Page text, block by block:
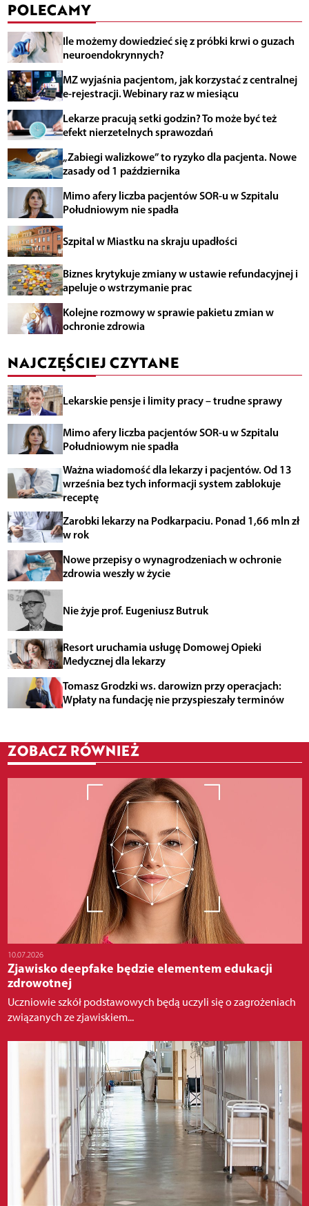
POLECAMY
Ile możemy dowiedzieć się z próbki krwi o guzach
neuroendokrynnych?
MZ wyjaśnia pacjentom, jak korzystać z centralnej
e-rejestracji. Webinary raz w miesiącu
Lekarze pracują setki godzin? To może być też
efekt nierzetelnych sprawozdań
„Zabiegi walizkowe” to ryzyko dla pacjenta. Nowe
zasady od 1 października
Mimo afery liczba pacjentów SOR-u w Szpitalu
Południowym nie spadła
Szpital w Miastku na skraju upadłości
Biznes krytykuje zmiany w ustawie refundacyjnej i
apeluje o wstrzymanie prac
Kolejne rozmowy w sprawie pakietu zmian w
ochronie zdrowia
NAJCZĘŚCIEJ CZYTANE
Lekarskie pensje i limity pracy – trudne sprawy
Mimo afery liczba pacjentów SOR-u w Szpitalu
Południowym nie spadła
Ważna wiadomość dla lekarzy i pacjentów. Od 13
września bez tych informacji system zablokuje
receptę
Zarobki lekarzy na Podkarpaciu. Ponad 1,66 mln zł
w rok
Nowe przepisy o wynagrodzeniach w ochronie
zdrowia weszły w życie
Nie żyje prof. Eugeniusz Butruk
Resort uruchamia usługę Domowej Opieki
Medycznej dla lekarzy
Tomasz Grodzki ws. darowizn przy operacjach:
Wpłaty na fundację nie przyspieszały terminów
ZOBACZ RÓWNIEŻ
10.07.2026
Zjawisko deepfake będzie elementem edukacji
zdrowotnej
Uczniowie szkół podstawowych będą uczyli się o zagrożeniach
związanych ze zjawiskiem...